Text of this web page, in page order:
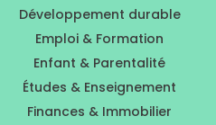
Développement durable
Emploi & Formation
Enfant & Parentalité
Études & Enseignement
Finances & Immobilier